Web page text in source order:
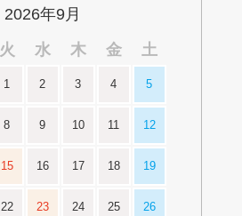
2026年9月
火 水 木 金 土
1 2 3 4 5
8 9 10 11 12
15 16 17 18 19
22 23 24 25 26